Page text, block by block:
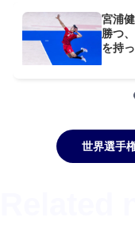
宮浦
勝つ
を持っ
世界選手